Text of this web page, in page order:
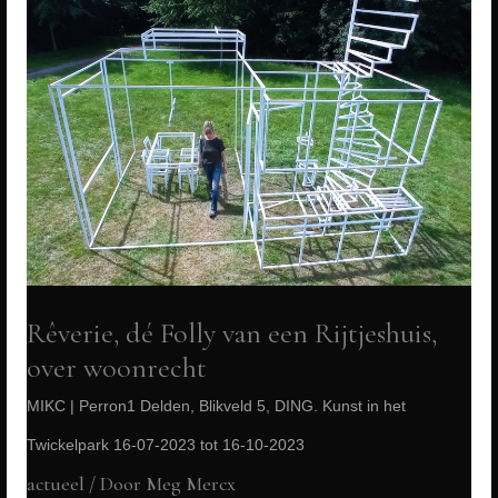
Rêverie, dé Folly van een Rijtjeshuis,
over woonrecht
MIKC | Perron1 Delden, Blikveld 5, DING. Kunst in het
Twickelpark 16-07-2023 tot 16-10-2023
actueel / Door Meg Mercx